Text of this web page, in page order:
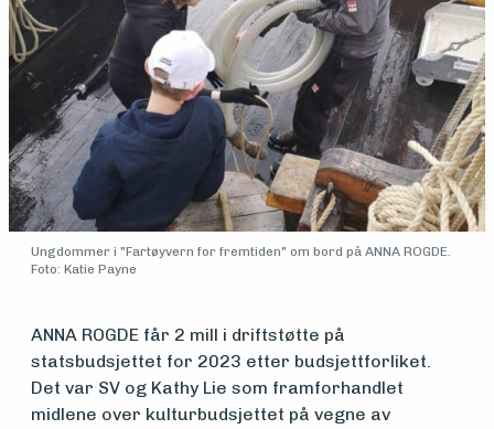
Medlemsfartøy
Søk
om
midler
vedlikehold
og drift
Ungdommer i "Fartøyvern for fremtiden" om bord på ANNA ROGDE.
Foto: Katie Payne
ANNA ROGDE får 2 mill i driftstøtte på
statsbudsjettet for 2023 etter budsjettforliket.
Det var SV og Kathy Lie som framforhandlet
midlene over kulturbudsjettet på vegne av